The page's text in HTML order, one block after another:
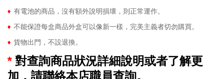
♦ 有電池的商品，沒有額外說明損壞，則正常運作。
♦ 不能保證每盒商品外盒可以像新一樣，完美主義者切勿購買。
♦ 貨物出門，不設退換。
* 對查詢商品狀況詳細說明或者了解更
加，請聯絡本店職員查詢。